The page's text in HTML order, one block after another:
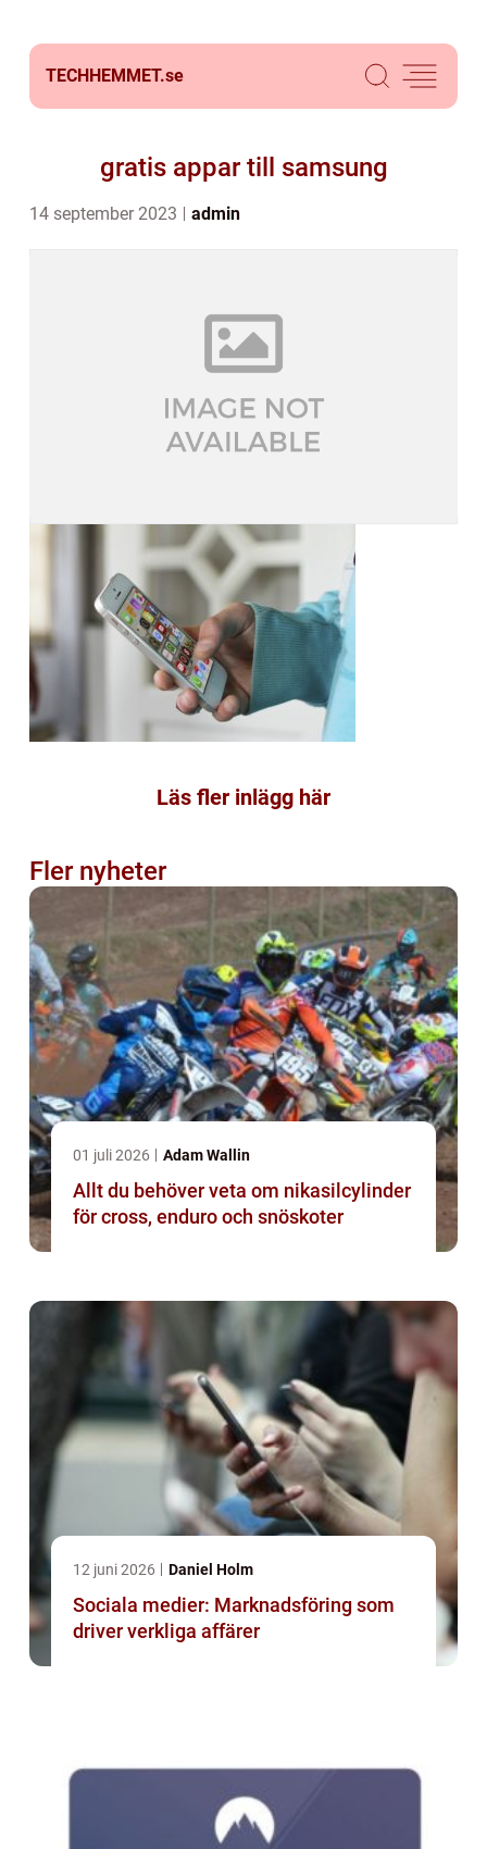
TECHHEMMET.se
gratis appar till samsung
14 september 2023 admin
Läs fler inlägg här
Fler nyheter
01 juli 2026 Adam Wallin
Allt du behöver veta om nikasilcylinder
för cross, enduro och snöskoter
12 juni 2026 Daniel Holm
Sociala medier: Marknadsföring som
driver verkliga affärer